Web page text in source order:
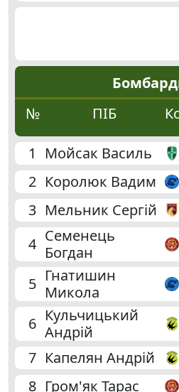
№
ПІБ
1 Мойсак Василь
2 Королюк Вадим
3 Мельник Сергій
4 Семенець
Богдан
5 Гнатишин
Микола
6 Кульчицький
Андрій
7 Капелян Андрій
8 Гром'як Тарас